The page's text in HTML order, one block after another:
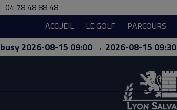
04 78 48 88 48
ACCUEIL
LE GOLF PARCOURS
busy 2026-08-15 09:00 → 2026-08-15 09:30